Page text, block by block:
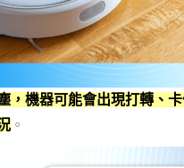
，機器可能會出現打轉、
。